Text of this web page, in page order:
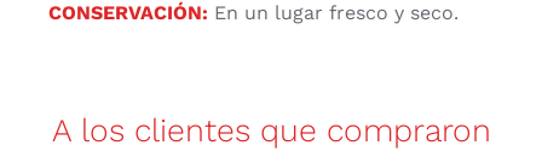
CONSERVACIÓN: En un lugar fresco y seco.
A los clientes que compraron